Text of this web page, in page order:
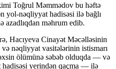
Toğrul Məmmədov bu həftə
yol-nəqliyyat hadisəsi ilə bağlı
azadlıqdan məhrum edib.
Hacıyeva Cinayət Məcəlləsinin
nəqliyyat vasitələrinin istismarı
ölümünə səbəb olduqda — və
yerindən qaçma — ilə